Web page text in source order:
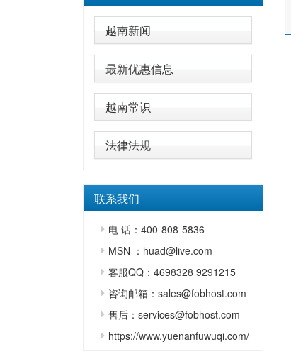
越南新闻
最新优惠信息
越南常识
法律法规
联系我们
电 话：400-808-5836
MSN ：huad@live.com
客服QQ：4698328 9291215
咨询邮箱：sales@fobhost.com
售后：services@fobhost.com
https://www.yuenanfuwuqi.com/